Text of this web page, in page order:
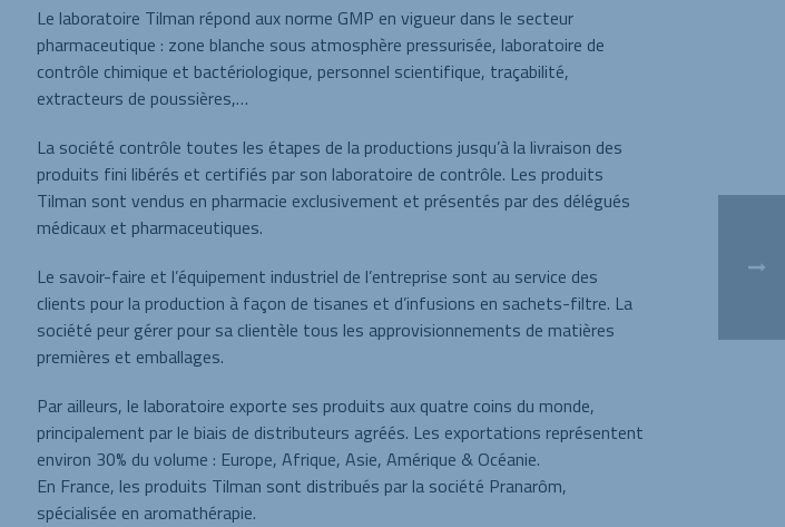
Le laboratoire Tilman répond aux norme GMP en vigueur dans le secteur
pharmaceutique : zone blanche sous atmosphère pressurisée, laboratoire de
contrôle chimique et bactériologique, personnel scientifique, traçabilité,
extracteurs de poussières,…
La société contrôle toutes les étapes de la productions jusqu’à la livraison des
produits fini libérés et certifiés par son laboratoire de contrôle. Les produits
Tilman sont vendus en pharmacie exclusivement et présentés par des délégués
médicaux et pharmaceutiques.
Le savoir-faire et l’équipement industriel de l’entreprise sont au service des
clients pour la production à façon de tisanes et d’infusions en sachets-filtre. La
société peur gérer pour sa clientèle tous les approvisionnements de matières
premières et emballages.
Par ailleurs, le laboratoire exporte ses produits aux quatre coins du monde,
principalement par le biais de distributeurs agréés. Les exportations représentent
environ 30% du volume : Europe, Afrique, Asie, Amérique & Océanie.
En France, les produits Tilman sont distribués par la société Pranarôm,
spécialisée en aromathérapie.